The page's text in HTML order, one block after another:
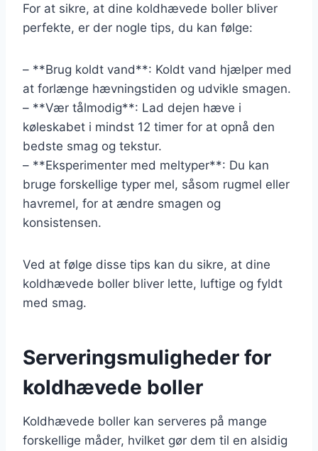
For at sikre, at dine koldhævede boller bliver
perfekte, er der nogle tips, du kan følge:
– **Brug koldt vand**: Koldt vand hjælper med
at forlænge hævningstiden og udvikle smagen.
– **Vær tålmodig**: Lad dejen hæve i
køleskabet i mindst 12 timer for at opnå den
bedste smag og tekstur.
– **Eksperimenter med meltyper**: Du kan
bruge forskellige typer mel, såsom rugmel eller
havremel, for at ændre smagen og
konsistensen.
Ved at følge disse tips kan du sikre, at dine
koldhævede boller bliver lette, luftige og fyldt
med smag.
Serveringsmuligheder for
koldhævede boller
Koldhævede boller kan serveres på mange
forskellige måder, hvilket gør dem til en alsidig